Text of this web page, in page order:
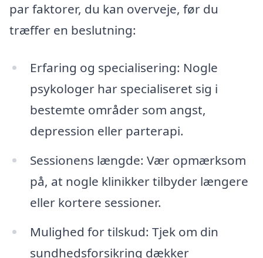
par faktorer, du kan overveje, før du
træffer en beslutning:
Erfaring og specialisering: Nogle
psykologer har specialiseret sig i
bestemte områder som angst,
depression eller parterapi.
Sessionens længde: Vær opmærksom
på, at nogle klinikker tilbyder længere
eller kortere sessioner.
Mulighed for tilskud: Tjek om din
sundhedsforsikring dækker